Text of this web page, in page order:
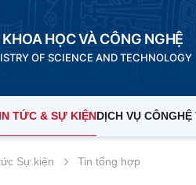
KHOA HỌC VÀ CÔNG NGHỆ
OF SCIENCE AND TECHNOLOGY
TỨC & SỰ KIỆNDỊCH VỤ CÔNGHỆ
Sự kiện Tin tổng hợp